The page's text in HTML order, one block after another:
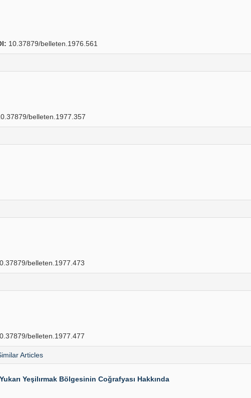
10.37879/belleten.1976.561
belleten.1977.357
belleten.1977.473
belleten.1977.477
Articles
Yeşilırmak Bölgesinin Coğrafyası Hakkında